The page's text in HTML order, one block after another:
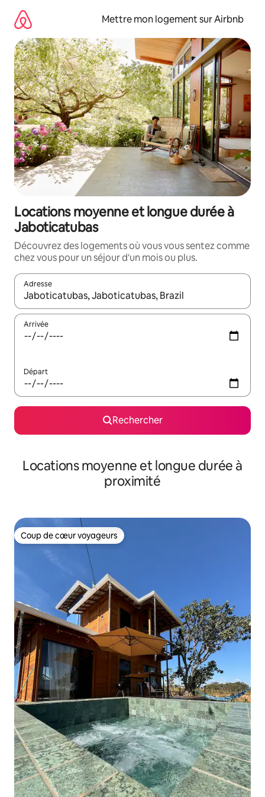
directement
contenu
Mettre mon logement sur Airbnb
Locations moyenne et longue durée à
Jaboticatubas
Découvrez des logements où vous vous sentez comme
chez vous pour un séjour d'un mois ou plus.
Adresse
Lorsque les résultats s'affichent, utilisez les flèches vers le
Arrivée
Départ
Rechercher
Locations moyenne et longue durée à
proximité
Coup de cœur voyageurs
Coup de cœur voyageurs